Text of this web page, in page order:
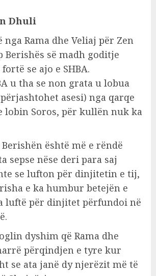
Dhuli
nga Rama dhe Veliaj për Zen
Berishës së madh goditje
se ajo e SHBA.
u tha se non grata u lobua
asesi) nga qarqe
lobin Soros, për kullën nuk ka
është më e rëndë
sepse nëse deri para saj
se lufton për dinjitetin e tij,
e ka humbur betejën e
luftë për dinjitet përfundoi në
dyshim që Rama dhe
përqindjen e tyre kur
se ata janë dy njerëzit më të